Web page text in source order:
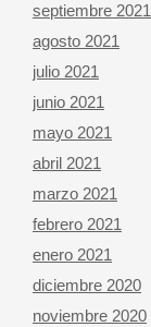
septiembre 2021
agosto 2021
julio 2021
junio 2021
mayo 2021
abril 2021
marzo 2021
febrero 2021
enero 2021
diciembre 2020
noviembre 2020